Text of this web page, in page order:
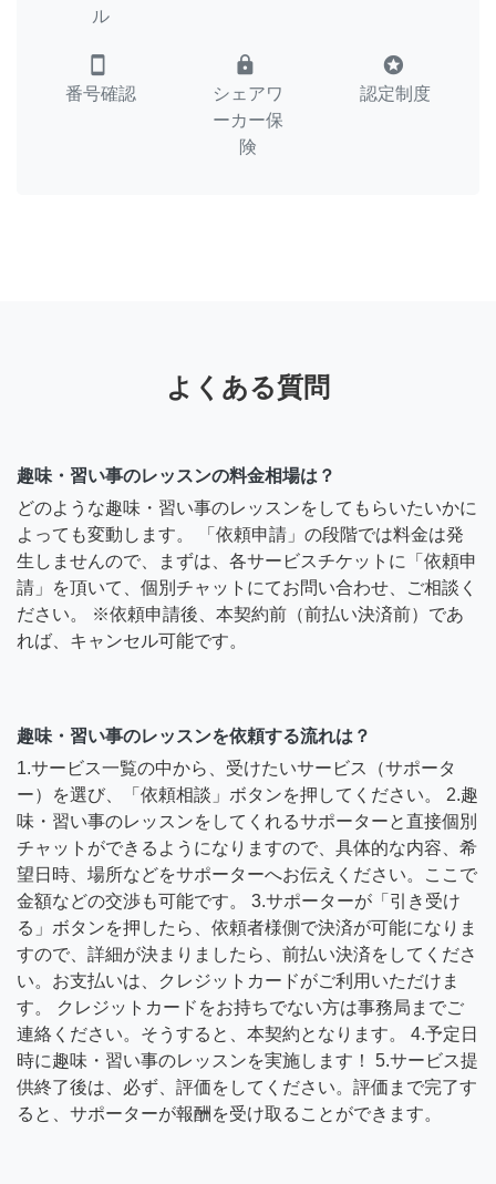
ル
smartphone
番号確認
lock
シェアワ
ーカー保
険
stars
認定制度
よくある質問
趣味・習い事のレッスンの料金相場は？
どのような趣味・習い事のレッスンをしてもらいたいかに
よっても変動します。 「依頼申請」の段階では料金は発
生しませんので、まずは、各サービスチケットに「依頼申
請」を頂いて、個別チャットにてお問い合わせ、ご相談く
ださい。 ※依頼申請後、本契約前（前払い決済前）であ
れば、キャンセル可能です。
趣味・習い事のレッスンを依頼する流れは？
1.サービス一覧の中から、受けたいサービス（サポータ
ー）を選び、「依頼相談」ボタンを押してください。 2.趣
味・習い事のレッスンをしてくれるサポーターと直接個別
チャットができるようになりますので、具体的な内容、希
望日時、場所などをサポーターへお伝えください。ここで
金額などの交渉も可能です。 3.サポーターが「引き受け
る」ボタンを押したら、依頼者様側で決済が可能になりま
すので、詳細が決まりましたら、前払い決済をしてくださ
い。お支払いは、クレジットカードがご利用いただけま
す。 クレジットカードをお持ちでない方は事務局までご
連絡ください。そうすると、本契約となります。 4.予定日
時に趣味・習い事のレッスンを実施します！ 5.サービス提
供終了後は、必ず、評価をしてください。評価まで完了す
ると、サポーターが報酬を受け取ることができます。